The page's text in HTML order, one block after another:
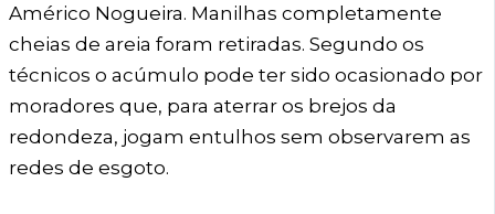
Américo Nogueira. Manilhas completamente
cheias de areia foram retiradas. Segundo os
técnicos o acúmulo pode ter sido ocasionado por
moradores que, para aterrar os brejos da
redondeza, jogam entulhos sem observarem as
redes de esgoto.